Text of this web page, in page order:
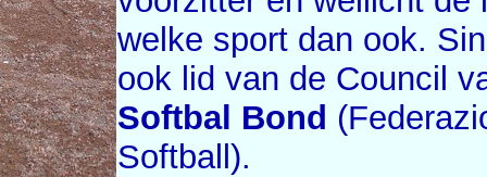
welke sport dan ook.
ook lid van de Council
Softbal Bond
Softball).